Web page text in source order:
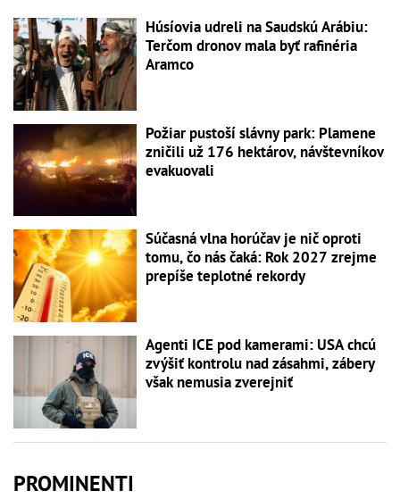
Húsíovia udreli na Saudskú Arábiu:
Terčom dronov mala byť rafinéria
Aramco
Požiar pustoší slávny park: Plamene
zničili už 176 hektárov, návštevníkov
evakuovali
Súčasná vlna horúčav je nič oproti
tomu, čo nás čaká: Rok 2027 zrejme
prepíše teplotné rekordy
Agenti ICE pod kamerami: USA chcú
zvýšiť kontrolu nad zásahmi, zábery
však nemusia zverejniť
PROMINENTI